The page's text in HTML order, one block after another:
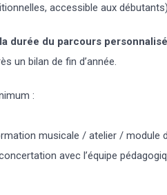
accessible aux
la durée du parcours
un bilan de fin d’année.
:
musicale / atelier / module
avec l’équipe